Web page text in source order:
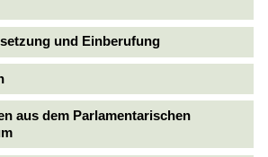
und Einberufung
aus dem Parlamentarischen